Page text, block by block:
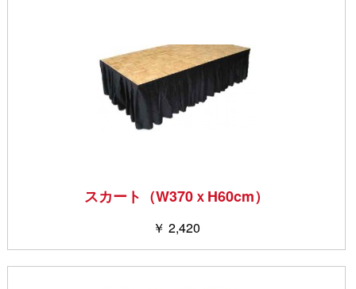
スカート（W370ｘH60cm）
￥ 2,420